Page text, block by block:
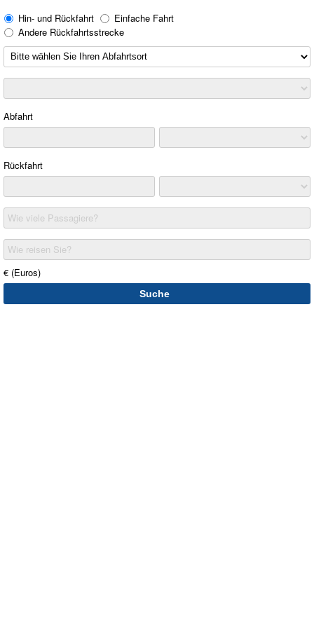
Hin- und Rückfahrt
Einfache Fahrt
Andere Rückfahrtsstrecke
Abfahrt
Rückfahrt
Wie viele Passagiere?
Wie reisen Sie?
€ (Euros)
Suche